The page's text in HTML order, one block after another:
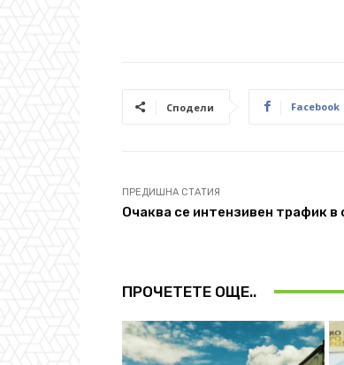
Сподели Facebook
ПРЕДИШНА СТАТИЯ
Очаква се интензивен трафик в
ПРОЧЕТЕТЕ ОЩЕ..